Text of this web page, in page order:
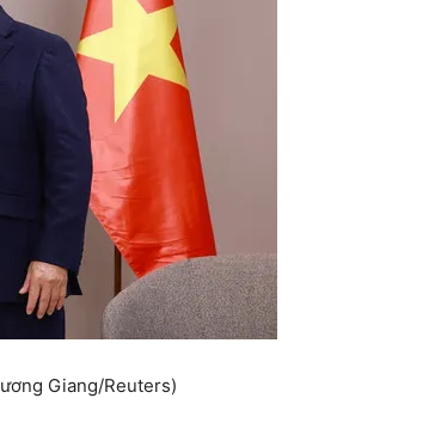
Giang/Reuters)